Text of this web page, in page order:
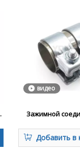
видео
Зажимной
тяжелых условий
Добавить в